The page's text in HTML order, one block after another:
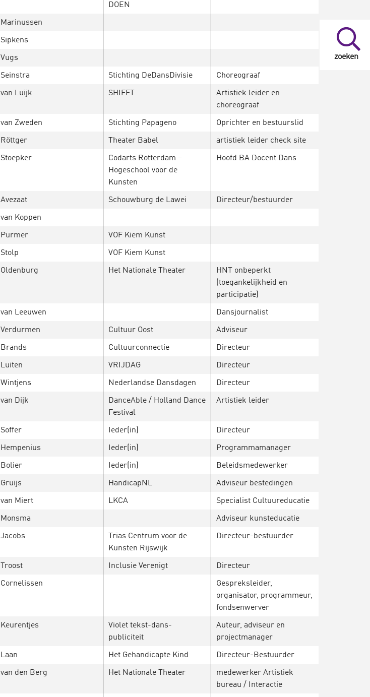
zoeken
DOEN
Marinussen
Sipkens
Vugs
Seinstra Stichting DeDansDivisie Choreograaf
van Luijk SHIFFT
Artistiek leider en
choreograaf
van Zweden Stichting Papageno Oprichter en bestuurslid
Röttger Theater Babel artistiek leider check site
Stoepker
Codarts Rotterdam –
Hogeschool voor de
Kunsten
Hoofd BA Docent Dans
Avezaat Schouwburg de Lawei Directeur/bestuurder
van Koppen
Purmer VOF Kiem Kunst
Stolp VOF Kiem Kunst
Oldenburg Het Nationale Theater
HNT onbeperkt
(toegankelijkheid en
participatie)
van Leeuwen Dansjournalist
Verdurmen Cultuur Oost Adviseur
Brands Cultuurconnectie Directeur
Luiten VRIJDAG Directeur
Wintjens Nederlandse Dansdagen Directeur
van Dijk
DanceAble / Holland Dance
Festival
Artistiek leider
Soffer Ieder(in) Directeur
Hempenius Ieder(in) Programmamanager
Bolier Ieder(in) Beleidsmedewerker
Gruijs HandicapNL Adviseur bestedingen
van Miert LKCA Specialist Cultuureducatie
Monsma Adviseur kunsteducatie
Jacobs
Trias Centrum voor de
Kunsten Rijswijk
Directeur-bestuurder
Troost Inclusie Verenigt Directeur
Cornelissen
Gespreksleider,
organisator, programmeur,
fondsenwerver
Keurentjes
Violet tekst-dans-
publiciteit
Auteur, adviseur en
projectmanager
Laan Het Gehandicapte Kind Directeur-Bestuurder
van den Berg Het Nationale Theater
medewerker Artistiek
bureau / Interactie